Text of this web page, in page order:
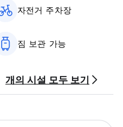
로 구성된 풍성한 무료 아
즐길 수 있는 호텔 아래
하세요. CHILLAX 카페는 혼
습을 볼 수 있는 피난처를
자전거 주차장
짐 보관 가능
개의 시설 모두 보기